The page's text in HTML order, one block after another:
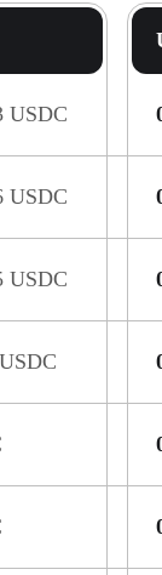
USDC
USDC
USDC